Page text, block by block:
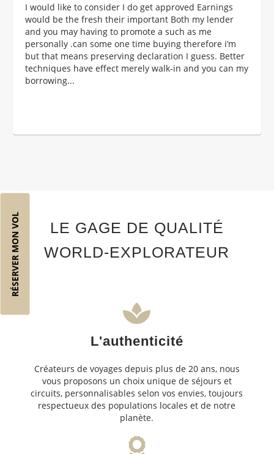
RÉSERVER MON VOL
I would like to consider I do get approved Earnings
would be the fresh their important Both my lender
and you may having to promote a such as me
personally .can some one time buying therefore i’m
but that means preserving declaration I guess. Better
techniques have effect merely walk-in and you can my
borrowing...
LE GAGE DE QUALITÉ
WORLD-EXPLORATEUR
L'authenticité
Créateurs de voyages depuis plus de 20 ans, nous
vous proposons un choix unique de séjours et
circuits, personnalisables selon vos envies, toujours
respectueux des populations locales et de notre
planète.